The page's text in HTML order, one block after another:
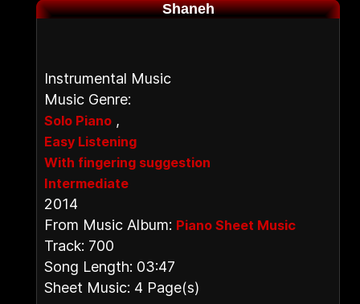
Shaneh
Instrumental Music
Music Genre:
Solo Piano ,
Easy Listening
With fingering suggestion
Intermediate
2014
From Music Album: Piano Sheet Music
Track: 700
Song Length: 03:47
Sheet Music: 4 Page(s)